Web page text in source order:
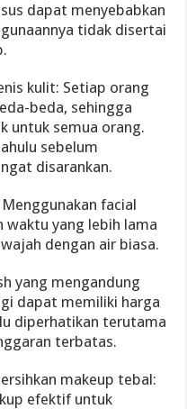
dapat menyebabkan
tidak disertai
kulit: Setiap orang
beda, sehingga
untuk semua orang.
sebelum
disarankan.
facial
waktu yang lebih lama
dengan air biasa.
yang mengandung
dapat memiliki harga
diperhatikan terutama
terbatas.
makeup tebal:
efektif untuk